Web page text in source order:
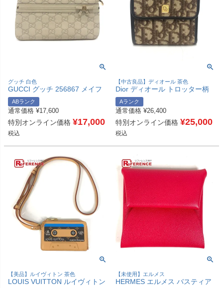
グッチ 白色
GUCCI グッチ 256867 メイフ
ェア ストラップ付 クラッチバ
ッグ カバン フラット ポーチ シ
マレザー レディース ホワイト
【中古】
ABランク
通常価格 ¥17,600
特別オンライン価格 ¥17,000
税込
【中古良品】ディオール 茶色
Dior ディオール トロッター柄
短財布 ミニウォレット ヴィン
テージ 3つ折り財布 キャンバス
レディース ブラウン 【中古】
Aランク
通常価格 ¥26,400
特別オンライン価格 ¥25,000
税込
【美品】ルイヴィトン 茶色
LOUIS VUITTON ルイヴィトン
【未使用】エルメス
HERMES エルメス バスティア